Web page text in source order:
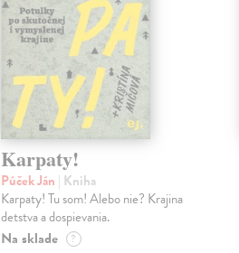
Karpaty!
Púček Ján | Kniha
Karpaty! Tu som! Alebo nie? Krajina
detstva a dospievania.
Na sklade ?